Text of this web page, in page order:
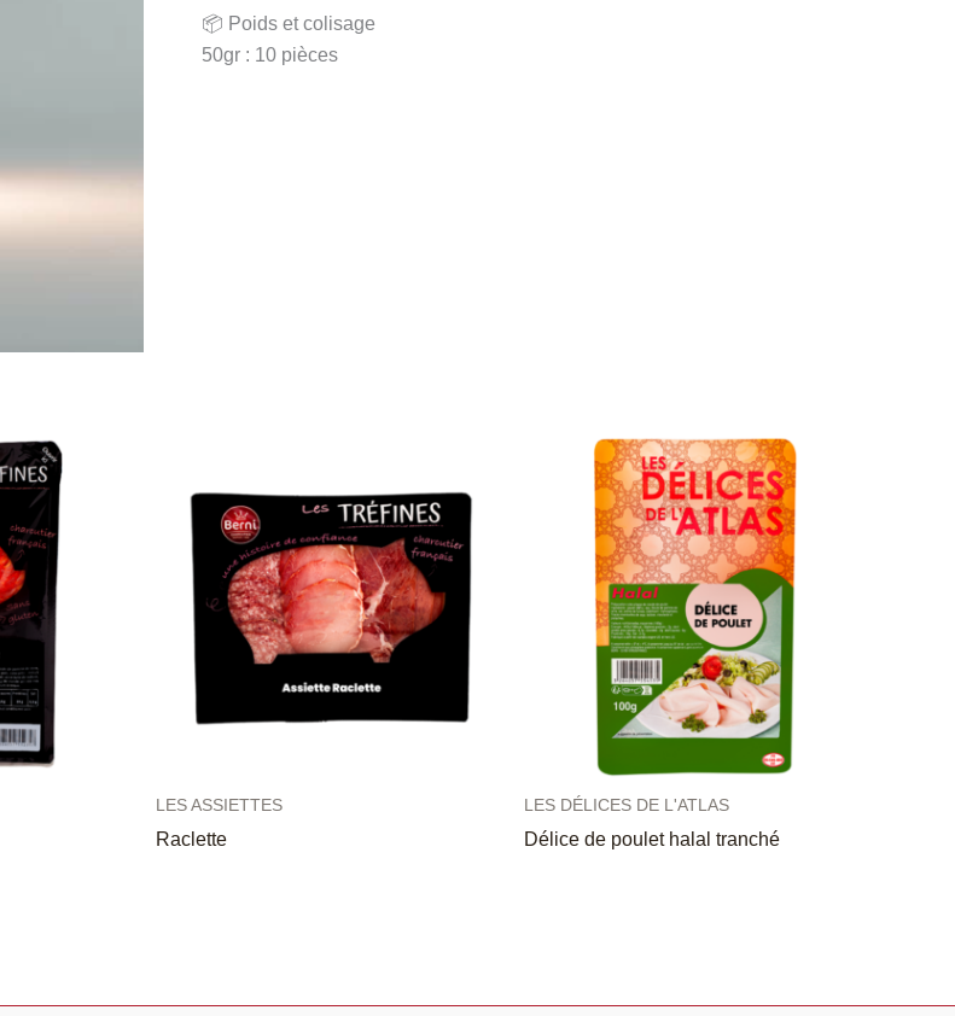
📦 Poids et colisage
50gr : 10 pièces
LES ASSIETTES
Raclette
LES DÉLICES DE L'ATLAS
Délice de poulet halal tranché